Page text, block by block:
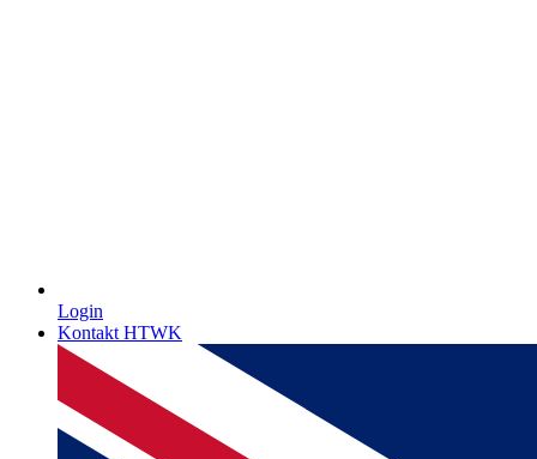
Login
Kontakt HTWK